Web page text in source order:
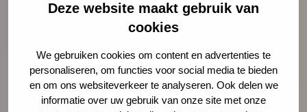
Deze website maakt gebruik van
cookies
We gebruiken cookies om content en advertenties te
personaliseren, om functies voor social media te bieden
en om ons websiteverkeer te analyseren. Ook delen we
informatie over uw gebruik van onze site met onze